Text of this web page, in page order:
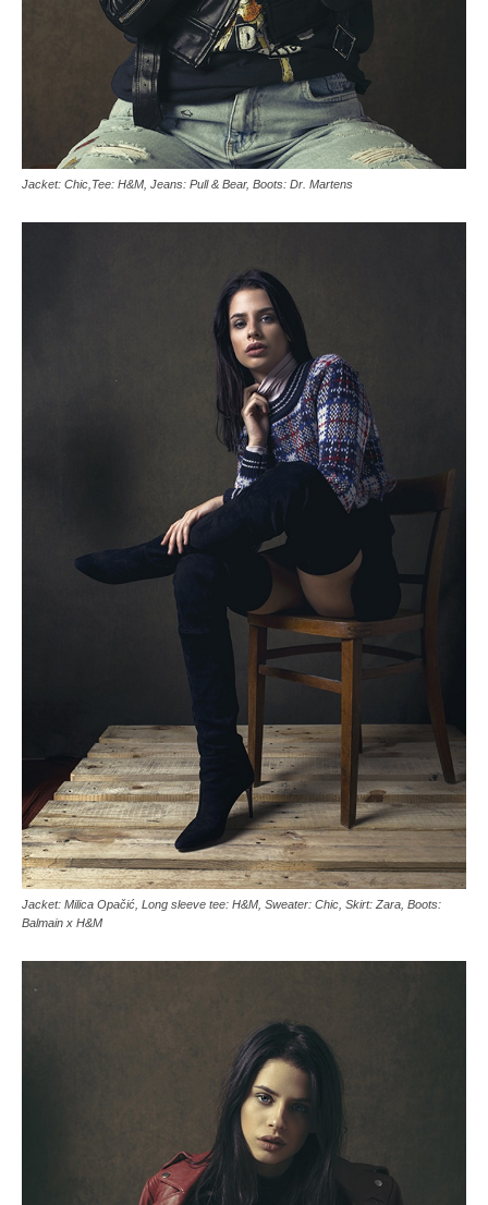
Jacket: Chic,Tee: H&M, Jeans: Pull & Bear, Boots: Dr. Martens
Jacket: Milica Opačić, Long sleeve tee: H&M, Sweater: Chic, Skirt: Zara, Boots:
Balmain x H&M